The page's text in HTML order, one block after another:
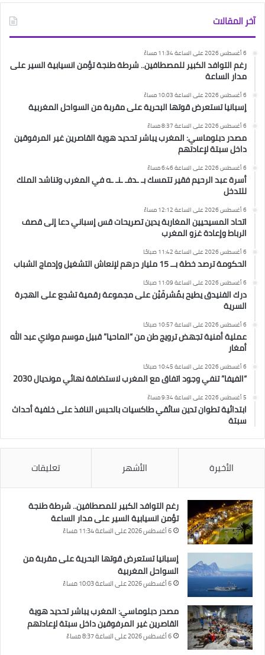
آخر المقالات
6 أغسطس 2026 على الساعة 11:34 مساءً
رغم التوافد الكبير للمصطافين.. شرطة طنجة تؤمن انسيابية السير على
مدار الساعة
6 أغسطس 2026 على الساعة 10:03 مساءً
إسبانيا تستعرض قوتها البحرية على مقربة من السواحل المغربية
6 أغسطس 2026 على الساعة 8:37 مساءً
مصدر دبلوماسي: المغرب يباشر تحديد هوية القاصرين غير المرفوقين
داخل سبتة لإعادتهم
6 أغسطس 2026 على الساعة 6:46 مساءً
أسرة عبد الرحيم فقير تتمسك بـ ـدفـ ـنـ ـه في المغرب وتناشد الملك
للتدخل
6 أغسطس 2026 على الساعة 12:12 مساءً
اتحاد المسيحيين المغاربة يدين تصريحات قس إسباني دعا إلى قصف
الرباط وإعادة غزو المغرب
6 أغسطس 2026 على الساعة 11:42 صباحًا
الحكومة ترصد خطة بــ 15 مليار درهم لإنعاش التشغيل وإدماج الشباب
6 أغسطس 2026 على الساعة 11:09 صباحًا
درك الفنيدق يطيح بمُشرفَيْن على مجموعة رقمية تشجع على الهجرة
السرية
6 أغسطس 2026 على الساعة 10:57 صباحًا
عملية أمنية تجهض ترويج طن من “الماحيا” قبيل موسم مولاي عبد الله
أمغار
6 أغسطس 2026 على الساعة 10:45 صباحًا
“الفيفا” تنفي وجود اتفاق مع المغرب لاستضافة نهائي مونديال 2030
5 أغسطس 2026 على الساعة 9:34 مساءً
ابتدائية تطوان تدين سائقي طاكسيات بالحبس النافذ على خلفية أحداث
سبتة
الأخيرة الأشهر تعليقات
رغم التوافد الكبير للمصطافين.. شرطة طنجة
تؤمن انسيابية السير على مدار الساعة
6 أغسطس 2026 على الساعة 11:34 مساءً
إسبانيا تستعرض قوتها البحرية على مقربة من
السواحل المغربية
6 أغسطس 2026 على الساعة 10:03 مساءً
مصدر دبلوماسي: المغرب يباشر تحديد هوية
القاصرين غير المرفوقين داخل سبتة لإعادتهم
6 أغسطس 2026 على الساعة 8:37 مساءً